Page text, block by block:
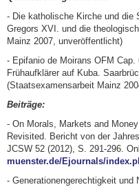
- Die katholische Kirche und die
Gregors XVI. und die
Mainz 2007, unveröffentlicht)
- Epifanio de Moirans OFM
Frühaufklärer auf Kuba.
(Staatsexamensarbeit Mainz
Beiträge:
- On Morals, Markets and
Revisited. Bericht von der
JCSW 52 (2012), S. 291-296.
muenster.de/Ejournals/
- Generationengerechtigkeit